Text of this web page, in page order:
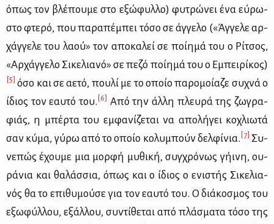
όπως τον βλέ­που­με στο εξώ­φυλ­λο) φυ­τρώ­νει ένα εύ­ρω­
στο φτε­ρό, που πα­ρα­πέ­μπει τό­σο σε άγ­γε­λο («Άγ­γε­λε αρ­
χάγ­γε­λε του λα­ού» τον απο­κα­λεί σε ποί­η­μά του ο Ρί­τσος,
«Αρ­χάγ­γε­λο Σι­κε­λια­νό» σε πε­ζό ποί­η­μά του ο Εμπει­ρί­κος)
[5] όσο και σε αε­τό, που­λί με το οποίο πα­ρο­μοί­α­ζε συ­χνά ο
ίδιος τον εαυ­τό του. [6] Από την άλ­λη πλευ­ρά της ζω­γρα­
φιάς, η μπέρ­τα του εμ­φα­νί­ζε­ται να απο­λή­γει κο­χλιω­τά
σαν κύ­μα, γύ­ρω από το οποίο κο­λυ­μπούν δελ­φί­νια. [7] Συ­
νε­πώς έχου­με μια μορ­φή μυ­θι­κή, συγ­χρό­νως γή­ι­νη, ου­
ρά­νια και θα­λάσ­σια, όπως και ο ίδιος ο ενι­στής Σι­κε­λια­
νός θα το επι­θυ­μού­σε για τον εαυ­τό του. Ο διά­κο­σμος του
εξω­φύλ­λου, εξάλ­λου, συ­ντί­θε­ται από πλά­σμα­τα τό­σο της